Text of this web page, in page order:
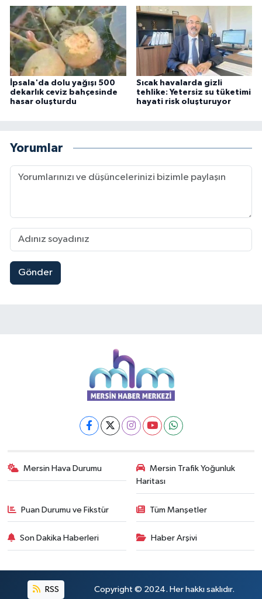
İpsala'da dolu yağışı 500
dekarlık ceviz bahçesinde
hasar oluşturdu
Sıcak havalarda gizli
tehlike: Yetersiz su tüketimi
hayati risk oluşturuyor
Yorumlar
Gönder
Mersin Hava Durumu
Mersin Trafik Yoğunluk
Haritası
Puan Durumu ve Fikstür Tüm Manşetler
Son Dakika Haberleri Haber Arşivi
RSS Copyright © 2024. Her hakkı saklıdır.